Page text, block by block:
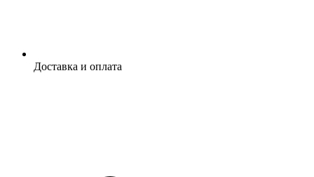
Доставка и оплата